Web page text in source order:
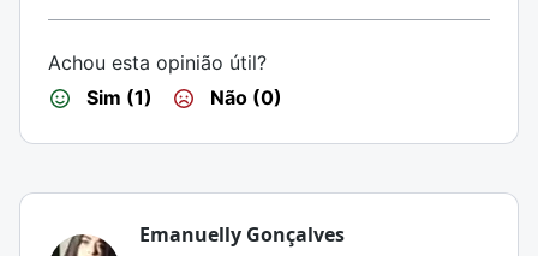
Achou esta opinião útil?
Sim (1)
Não (0)
Emanuelly Gonçalves